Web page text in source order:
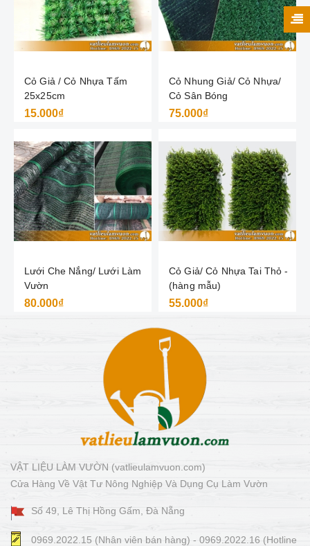
Cỏ Giả / Cỏ Nhựa Tấm
25x25cm
15.000₫
Cỏ Nhung Giả/ Cỏ Nhựa/
Cỏ Sân Bóng
75.000₫
Lưới Che Nắng/ Lưới Làm
Vườn
80.000₫
Cỏ Giả/ Cỏ Nhựa Tai Thỏ -
(hàng mẫu)
55.000₫
VẬT LIỆU LÀM VƯỜN (vatlieulamvuon.com)
Cửa Hàng Về Vật Tư Nông Nghiệp Và Dụng Cụ Làm Vườn
Số 49, Lê Thị Hồng Gấm, Đà Nẵng
0969.2022.15 (Nhân viên bán hàng) - 0969.2022.16 (Hotline